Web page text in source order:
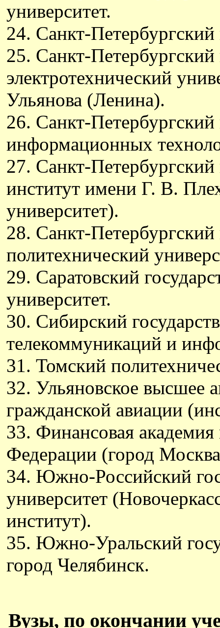
университет.
24. Санкт-Петербургский
25. Санкт-Петербургский
электротехнический
Ульянова (Ленина).
26. Санкт-Петербургский
информационных
27. Санкт-
институт имени Г. В.
университет).
28. Санкт-Петербургский
политехнический
29. Саратовский
университет.
30. Сибирский
телекоммуникаций и
31. Томский
32. Ульяновское высшее
гражданской авиации
33. Финансовая
Федерации (город
34. Южно-Российский
университет
институт).
35. Южно-Уральский
город Челябинск.
Вузы, по окончании